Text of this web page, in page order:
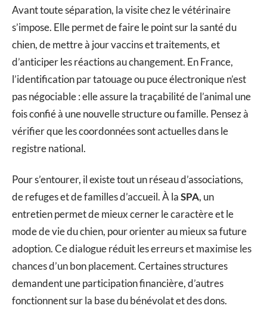
Avant toute séparation, la visite chez le vétérinaire
s’impose. Elle permet de faire le point sur la santé du
chien, de mettre à jour vaccins et traitements, et
d’anticiper les réactions au changement. En France,
l’identification par tatouage ou puce électronique n’est
pas négociable : elle assure la traçabilité de l’animal une
fois confié à une nouvelle structure ou famille. Pensez à
vérifier que les coordonnées sont actuelles dans le
registre national.
Pour s’entourer, il existe tout un réseau d’associations,
de refuges et de familles d’accueil. À laSPA, un
entretien permet de mieux cerner le caractère et le
mode de vie du chien, pour orienter au mieux sa future
adoption. Ce dialogue réduit les erreurs et maximise les
chances d’un bon placement. Certaines structures
demandent une participation financière, d’autres
fonctionnent sur la base du bénévolat et des dons.